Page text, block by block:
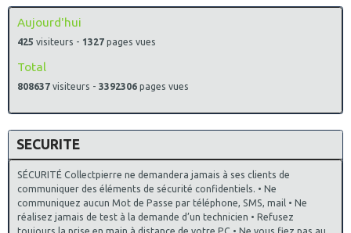
Aujourd'hui
425 visiteurs - 1327 pages vues
Total
808637 visiteurs - 3392306 pages vues
SECURITE
SÉCURITÉ Collectpierre ne demandera jamais à ses clients de
communiquer des éléments de sécurité confidentiels. • Ne
communiquez aucun Mot de Passe par téléphone, SMS, mail • Ne
réalisez jamais de test à la demande d’un technicien • Refusez